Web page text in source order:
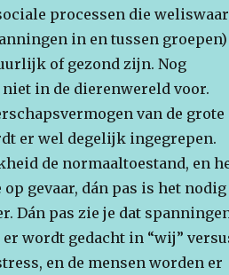
processen die weliswaar
in en tussen groepen)
of gezond zijn. Nog
in de dierenwereld voor.
van de grote
er wel degelijk ingegrepen.
de normaaltoestand, en
gevaar, dán pas is het nodig
Dán pas zie je dat
wordt gedacht in “wij”
en de mensen worden er